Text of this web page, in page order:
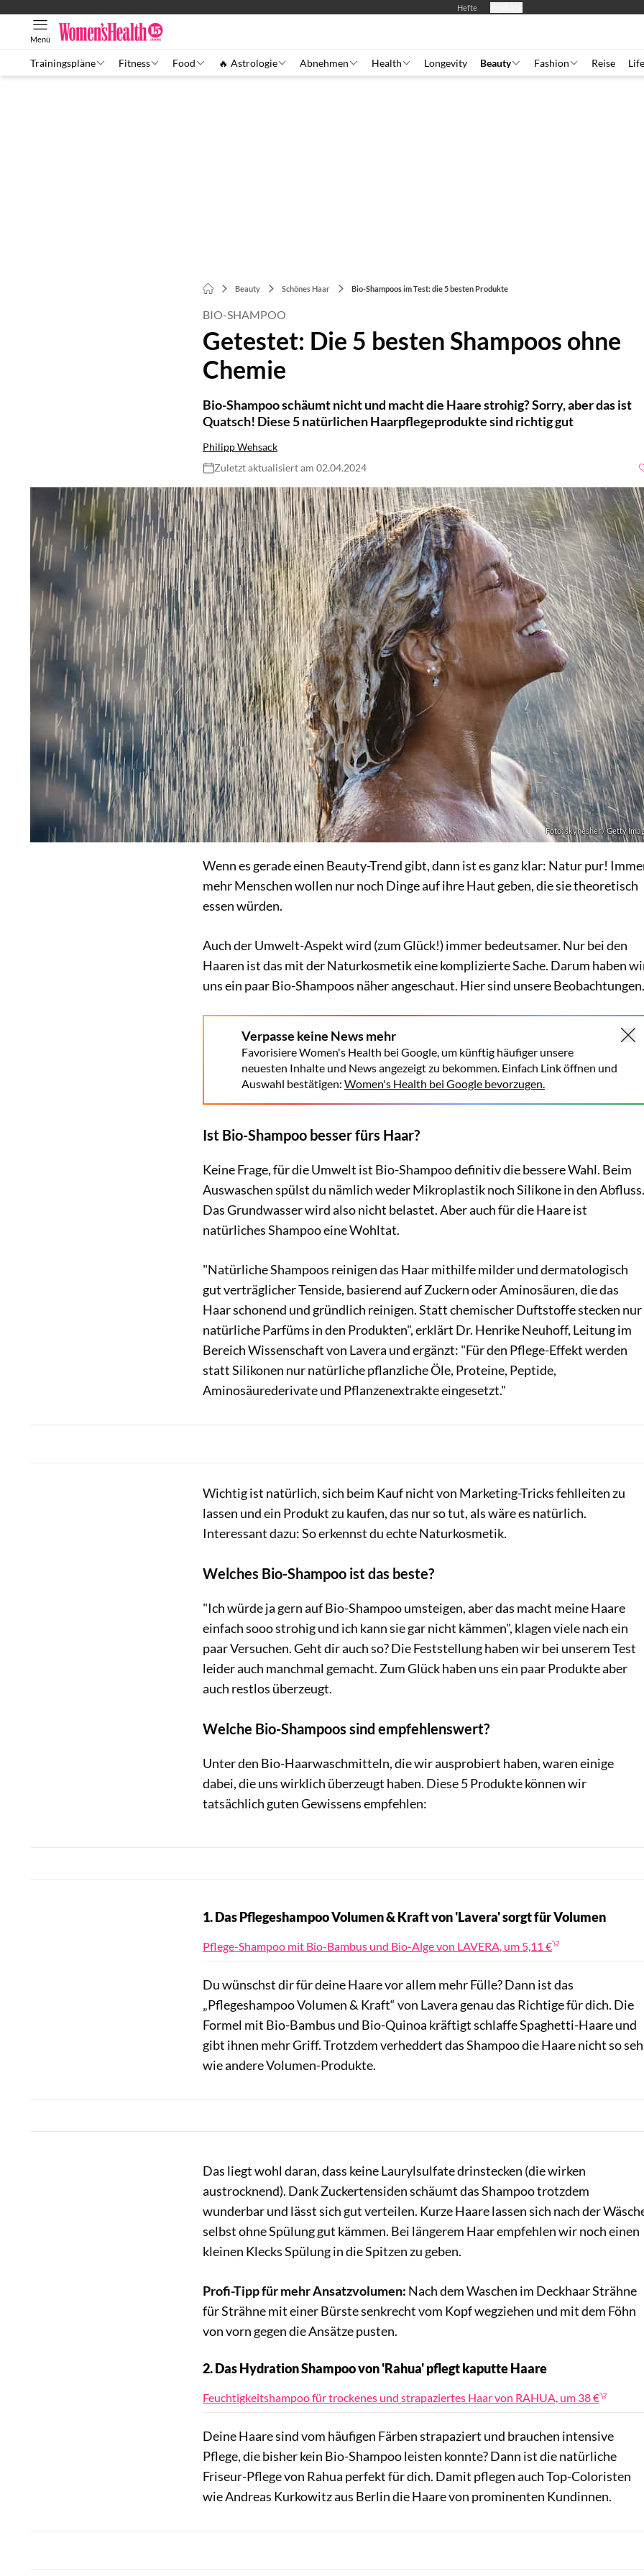
Hefte
Menü
Trainingspläne Fitness Food 🔥 Astrologie Abnehmen Health Longevity Beauty Fashion Reise Life
Beauty Schönes Haar Bio-Shampoos im Test: die 5 besten Produkte
BIO-SHAMPOO
Getestet: Die 5 besten Shampoos ohne
Chemie
Bio-Shampoo schäumt nicht und macht die Haare strohig? Sorry, aber das ist
Quatsch! Diese 5 natürlichen Haarpflegeprodukte sind richtig gut
Philipp Wehsack
Zuletzt aktualisiert am 02.04.2024
Foto: skynesher / Getty
Wenn es gerade einen Beauty-Trend gibt, dann ist es ganz klar: Natur pur!
mehr Menschen wollen nur noch Dinge auf ihre Haut geben, die sie theoretisch
essen würden.
Auch der Umwelt-Aspekt wird (zum Glück!) immer bedeutsamer. Nur bei den
Haaren ist das mit der Naturkosmetik eine komplizierte Sache. Darum haben
uns ein paar Bio-Shampoos näher angeschaut. Hier sind unsere Beobachtungen.
Verpasse keine News mehr
Favorisiere Women's Health bei Google, um künftig häufiger unsere
neuesten Inhalte und News angezeigt zu bekommen. Einfach Link öffnen und
Auswahl bestätigen: Women's Health bei Google bevorzugen.
Ist Bio-Shampoo besser fürs Haar?
Keine Frage, für die Umwelt ist Bio-Shampoo definitiv die bessere Wahl. Beim
Auswaschen spülst du nämlich weder Mikroplastik noch Silikone in den Abfluss.
Das Grundwasser wird also nicht belastet. Aber auch für die Haare ist
natürliches Shampoo eine Wohltat.
"Natürliche Shampoos reinigen das Haar mithilfe milder und dermatologisch
gut verträglicher Tenside, basierend auf Zuckern oder Aminosäuren, die das
Haar schonend und gründlich reinigen. Statt chemischer Duftstoffe stecken nur
natürliche Parfüms in den Produkten", erklärt Dr. Henrike Neuhoff, Leitung im
Bereich Wissenschaft von Lavera und ergänzt: "Für den Pflege-Effekt werden
statt Silikonen nur natürliche pflanzliche Öle, Proteine, Peptide,
Aminosäurederivate und Pflanzenextrakte eingesetzt."
Wichtig ist natürlich, sich beim Kauf nicht von Marketing-Tricks fehlleiten zu
lassen und ein Produkt zu kaufen, das nur so tut, als wäre es natürlich.
Interessant dazu: So erkennst du echte Naturkosmetik.
Welches Bio-Shampoo ist das beste?
"Ich würde ja gern auf Bio-Shampoo umsteigen, aber das macht meine Haare
einfach sooo strohig und ich kann sie gar nicht kämmen", klagen viele nach ein
paar Versuchen. Geht dir auch so? Die Feststellung haben wir bei unserem Test
leider auch manchmal gemacht. Zum Glück haben uns ein paar Produkte aber
auch restlos überzeugt.
Welche Bio-Shampoos sind empfehlenswert?
Unter den Bio-Haarwaschmitteln, die wir ausprobiert haben, waren einige
dabei, die uns wirklich überzeugt haben. Diese 5 Produkte können wir
tatsächlich guten Gewissens empfehlen:
1. Das Pflegeshampoo Volumen & Kraft von 'Lavera' sorgt für VolumenLavera / PR
Pflege-Shampoo mit Bio-Bambus und Bio-Alge von LAVERA, um 5,11 €
Du wünschst dir für deine Haare vor allem mehr Fülle? Dann ist das
„Pflegeshampoo Volumen & Kraft“ von Lavera genau das Richtige für dich. Die
Formel mit Bio-Bambus und Bio-Quinoa kräftigt schlaffe Spaghetti-Haare und
gibt ihnen mehr Griff. Trotzdem verheddert das Shampoo die Haare nicht so
wie andere Volumen-Produkte.
Das liegt wohl daran, dass keine Laurylsulfate drinstecken (die wirken
austrocknend). Dank Zuckertensiden schäumt das Shampoo trotzdem
wunderbar und lässt sich gut verteilen. Kurze Haare lassen sich nach der
selbst ohne Spülung gut kämmen. Bei längerem Haar empfehlen wir noch einen
kleinen Klecks Spülung in die Spitzen zu geben.
Profi-Tipp für mehr Ansatzvolumen: Nach dem Waschen im Deckhaar Strähne
für Strähne mit einer Bürste senkrecht vom Kopf wegziehen und mit dem Föhn
von vorn gegen die Ansätze pusten.
2. Das Hydration Shampoo von 'Rahua' pflegt kaputte Haare
Feuchtigkeitshampoo für trockenes und strapaziertes Haar von RAHUA, um 38 €
Deine Haare sind vom häufigen Färben strapaziert und brauchen intensive
Pflege, die bisher kein Bio-Shampoo leisten konnte? Dann ist die natürliche
Friseur-Pflege von Rahua perfekt für dich. Damit pflegen auch Top-Coloristen
wie Andreas Kurkowitz aus Berlin die Haare von prominenten Kundinnen.